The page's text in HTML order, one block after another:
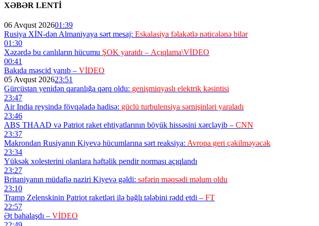
XƏBƏR LENTİ
06 Avqust 202601:39
Rusiya XİN-dən Almaniyaya sərt mesaj: Eskalasiya fəlakətlə nəticələnə bilər
01:30
Xəzərdə bu canlıların hücumu ŞOK yaratdı – Açıqlama\VİDEO
00:41
Bakıda məscid yanıb – VİDEO
05 Avqust 202623:51
Gürcüstan yenidən qaranlığa qərq oldu: genişmiqyaslı elektrik kəsintisi
23:47
Air India reysində fövqəladə hadisə: güclü turbulensiya sərnişinləri yaraladı
23:46
ABŞ THAAD və Patriot raket ehtiyatlarının böyük hissəsini xərcləyib – CNN
23:37
Makrondan Rusiyanın Kiyevə hücumlarına sərt reaksiya: Avropa geri çəkilməyəcək
23:34
Yüksək xolesterini olanlara həftəlik pendir norması açıqlandı
23:27
Britaniyanın müdafiə naziri Kiyevə gəldi: səfərin məqsədi məlum oldu
23:10
Tramp Zelenskinin Patriot raketləri ilə bağlı tələbini rədd etdi – FT
22:57
Ət bahalaşdı – VİDEO